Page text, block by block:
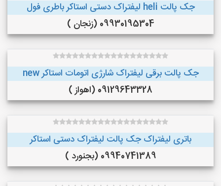
جک پالت heli لیفتراک دستی استاکر باطری فول
09930195304 (زنجان )
جک پالت برقی لیفتراک شارژی اتومات استاکر new
09129643328 (اهواز )
باتری لیفتراک جک پالت لیفتراک دستی استاکر
09940741389 (بجنورد )